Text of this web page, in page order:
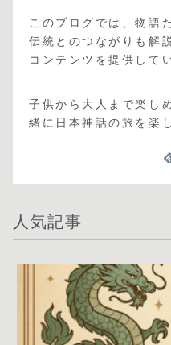
このブログでは、物語
伝統とのつながりも解
コンテンツを提供して
子供から大人まで楽し
緒に日本神話の旅を楽
人気記事